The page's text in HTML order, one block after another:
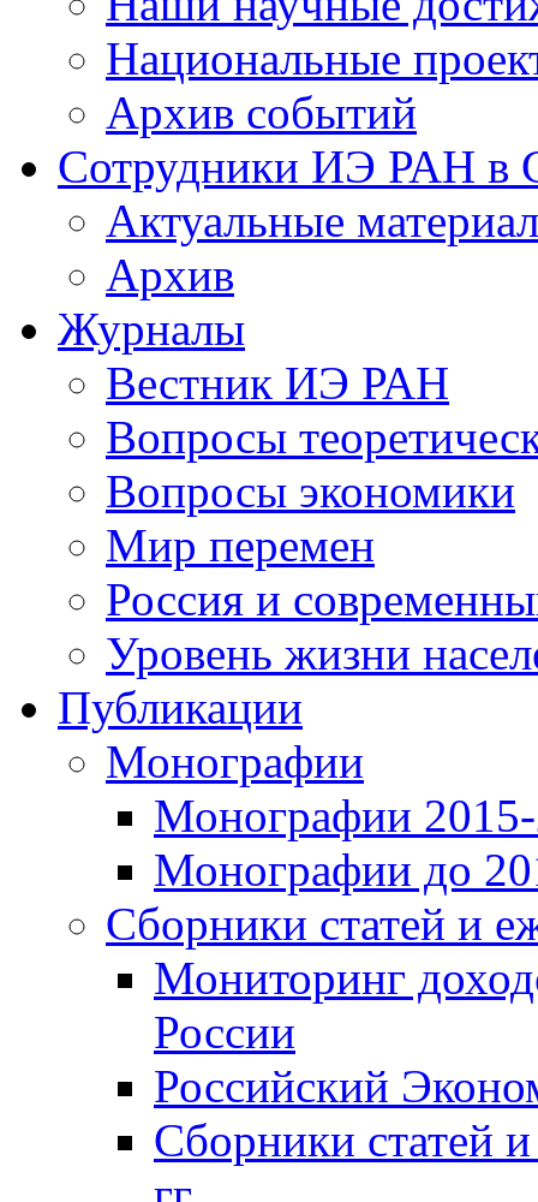
Национальные
Архив событий
Сотрудники ИЭ РАН
Актуальные
Архив
Журналы
Вестник ИЭ РАН
Вопросы
Вопросы экономики
Мир перемен
Россия и
Уровень жизни
Публикации
Монографии
Монографии 2015-
Монографии до
Сборники статей и
Мониторинг
России
Российский
Сборники статей